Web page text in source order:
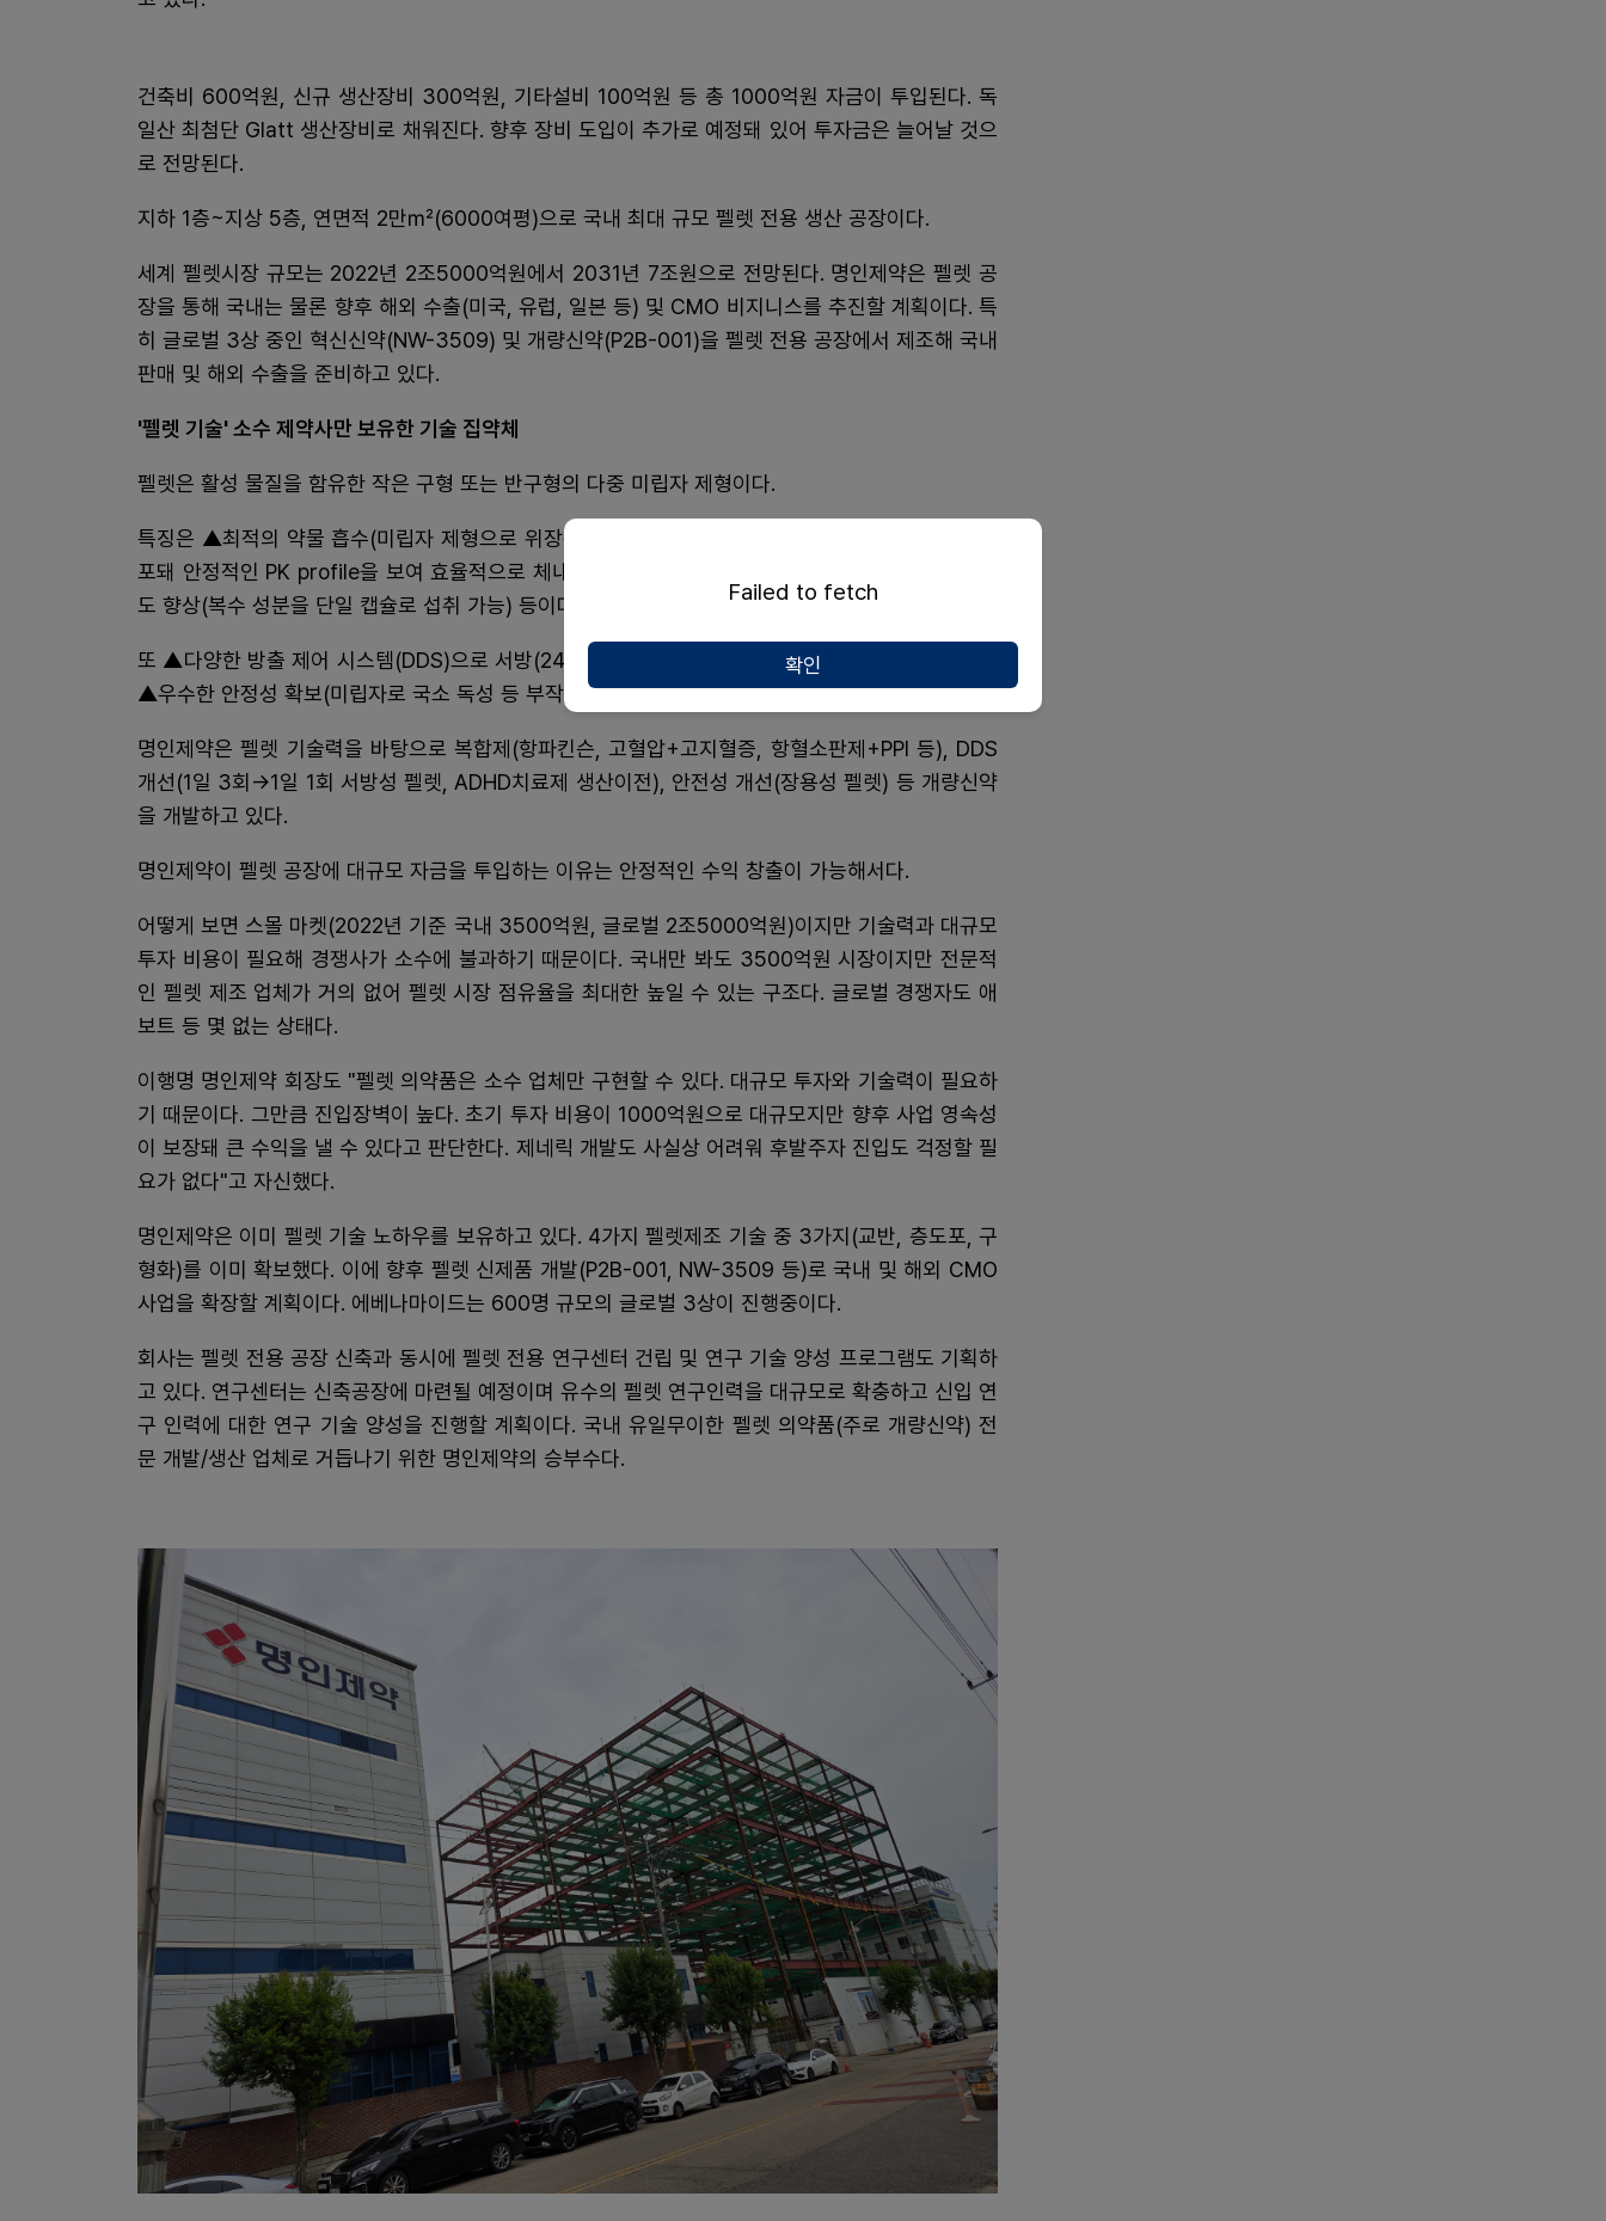
건축비 600억원, 신규 생산장비 300억원, 기타설비 100억원 등 총 1000억원 자금이 투입된다. 독
일산 최첨단 Glatt 생산장비로 채워진다. 향후 장비 도입이 추가로 예정돼 있어 투자금은 늘어날 것으
로 전망된다.
지하 1층~지상 5층, 연면적 2만㎡(6000여평)으로 국내 최대 규모 펠렛 전용 생산 공장이다.
세계 펠렛시장 규모는 2022년 2조5000억원에서 2031년 7조원으로 전망된다. 명인제약은 펠렛 공
장을 통해 국내는 물론 향후 해외 수출(미국, 유럽, 일본 등) 및 CMO 비지니스를 추진할 계획이다. 특
히 글로벌 3상 중인 혁신신약(NW-3509) 및 개량신약(P2B-001)을 펠렛 전용 공장에서 제조해 국내
판매 및 해외 수출을 준비하고 있다.
'펠렛 기술' 소수 제약사만 보유한 기술 집약체
펠렛은 활성 물질을 함유한 작은 구형 또는 반구형의 다중 미립자 제형이다.
특징은 ▲최적의 약물 흡수(미립자 제형으로 위장관에서 체액과 접촉해 쉽게 용해, 체내에 고르게 분
포돼 안정적인 PK profile을 보여 효율적으로 체내 흡수) ▲복합제 개량신약 기획 및 환자 복약 순응
도 향상(복수 성분을 단일 캡슐로 섭취 가능) 등이다.
또 ▲다양한 방출 제어 시스템(DDS)으로 서방(24시간), 장용(12시간), 속방(8시간) 펠렛이 가능하고
▲우수한 안정성 확보(미립자로 국소 독성 등 부작용 위험성 감소) 등도 장점이다.
명인제약은 펠렛 기술력을 바탕으로 복합제(항파킨슨, 고혈압+고지혈증, 항혈소판제+PPI 등), DDS
개선(1일 3회→1일 1회 서방성 펠렛, ADHD치료제 생산이전), 안전성 개선(장용성 펠렛) 등 개량신약
을 개발하고 있다.
명인제약이 펠렛 공장에 대규모 자금을 투입하는 이유는 안정적인 수익 창출이 가능해서다.
어떻게 보면 스몰 마켓(2022년 기준 국내 3500억원, 글로벌 2조5000억원)이지만 기술력과 대규모
투자 비용이 필요해 경쟁사가 소수에 불과하기 때문이다. 국내만 봐도 3500억원 시장이지만 전문적
인 펠렛 제조 업체가 거의 없어 펠렛 시장 점유율을 최대한 높일 수 있는 구조다. 글로벌 경쟁자도 애
보트 등 몇 없는 상태다.
이행명 명인제약 회장도 "펠렛 의약품은 소수 업체만 구현할 수 있다. 대규모 투자와 기술력이 필요하
기 때문이다. 그만큼 진입장벽이 높다. 초기 투자 비용이 1000억원으로 대규모지만 향후 사업 영속성
이 보장돼 큰 수익을 낼 수 있다고 판단한다. 제네릭 개발도 사실상 어려워 후발주자 진입도 걱정할 필
요가 없다"고 자신했다.
명인제약은 이미 펠렛 기술 노하우를 보유하고 있다. 4가지 펠렛제조 기술 중 3가지(교반, 층도포, 구
형화)를 이미 확보했다. 이에 향후 펠렛 신제품 개발(P2B-001, NW-3509 등)로 국내 및 해외 CMO
사업을 확장할 계획이다. 에베나마이드는 600명 규모의 글로벌 3상이 진행중이다.
회사는 펠렛 전용 공장 신축과 동시에 펠렛 전용 연구센터 건립 및 연구 기술 양성 프로그램도 기획하
고 있다. 연구센터는 신축공장에 마련될 예정이며 유수의 펠렛 연구인력을 대규모로 확충하고 신입 연
구 인력에 대한 연구 기술 양성을 진행할 계획이다. 국내 유일무이한 펠렛 의약품(주로 개량신약) 전
문 개발/생산 업체로 거듭나기 위한 명인제약의 승부수다.
Failed to fetch
확인